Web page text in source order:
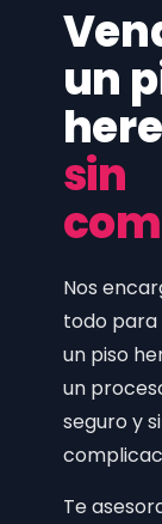
un
sin
Nos
todo para
un piso
un
seguro y
Te